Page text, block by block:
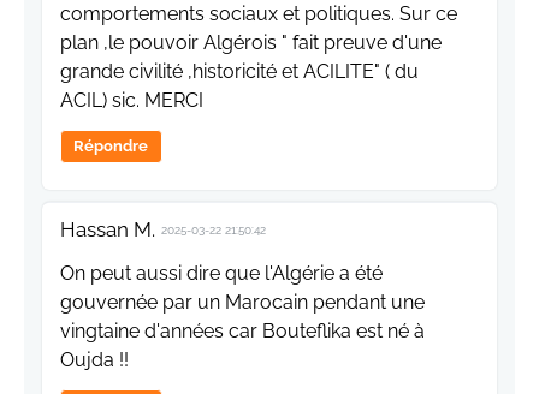
comportements sociaux et politiques. Sur ce
plan ,le pouvoir Algérois " fait preuve d'une
grande civilité ,historicité et ACILITE" ( du
ACIL) sic. MERCI
Répondre
Hassan M. 2025-03-22 21:50:42
On peut aussi dire que l'Algérie a été
gouvernée par un Marocain pendant une
vingtaine d'années car Bouteflika est né à
Oujda !!